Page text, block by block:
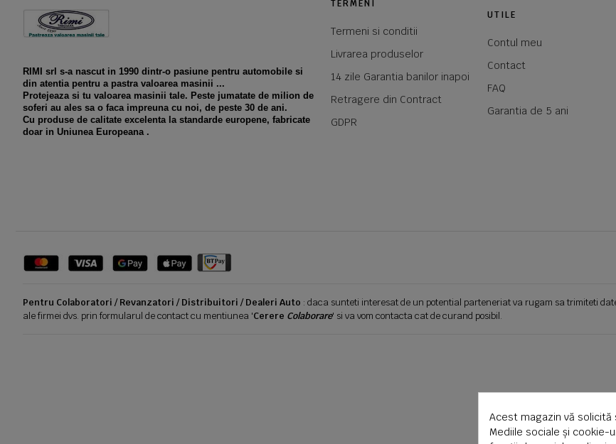
RIMI srl s-a nascut in 1990 dintr-o pasiune pentru automobile si
din atentia pentru a pastra valoarea masinii ...
Protejeaza si tu valoarea masinii tale. Peste jumatate de milion de
soferi au ales sa o faca impreuna cu noi, de peste 30 de ani.
Cu produse de calitate excelenta la standarde europene, fabricate
doar in Uniunea Europeana .
TERMENI
Termeni si conditii
Livrarea produselor
14 zile Garantia banilor inapoi
Retragere din Contract
GDPR
UTILE
Contul meu
Contact
FAQ
Garantia de 5 ani
Pentru Colaboratori / Revanzatori / Distribuitori / Dealeri Auto : daca sunteti interesat de un potential parteneriat va rugam sa trimiteti
ale firmei dvs. prin formularul de contact cu mentiunea 'Cerere Colaborare' si va vom contacta cat de curand posibil.
Acest magazin vă
Mediile sociale și